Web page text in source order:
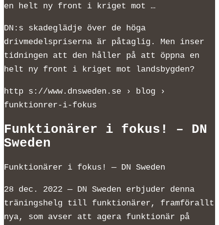
en helt ny front i kriget mot …
DN:s skadeglädje över de höga
drivmedelspriserna är påtaglig. Men inser
tidningen att den håller på att öppna en
helt ny front i kriget mot landsbygden?
http s://www.dnsweden.se › blog ›
funktionrer-i-fokus
Funktionärer i fokus! – DN
Sweden
Funktionärer i fokus! — DN Sweden
28 dec. 2022 — DN Sweden erbjuder denna
träningshelg till funktionärer, framförallt
nya, som avser att agera funktionär på